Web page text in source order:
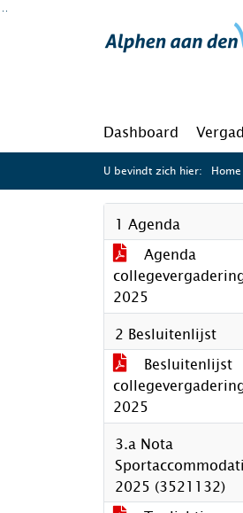
Ga naar de inhoud van deze pagina
Dashboard
U bevindt zich hier: Home
1 Agenda
Agenda
2025
2 Besluitenlijst
Besluitenlijst
2025
3.a Nota
2025 (3521132)